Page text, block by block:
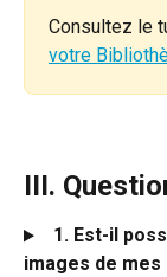
Consultez le
votre
III.
1. Est-il
images de mes